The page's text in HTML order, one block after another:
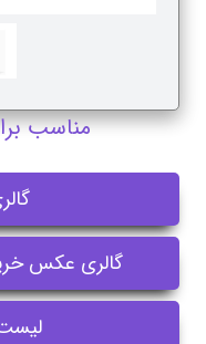
مناسب برای: آقایان
گالری عکس